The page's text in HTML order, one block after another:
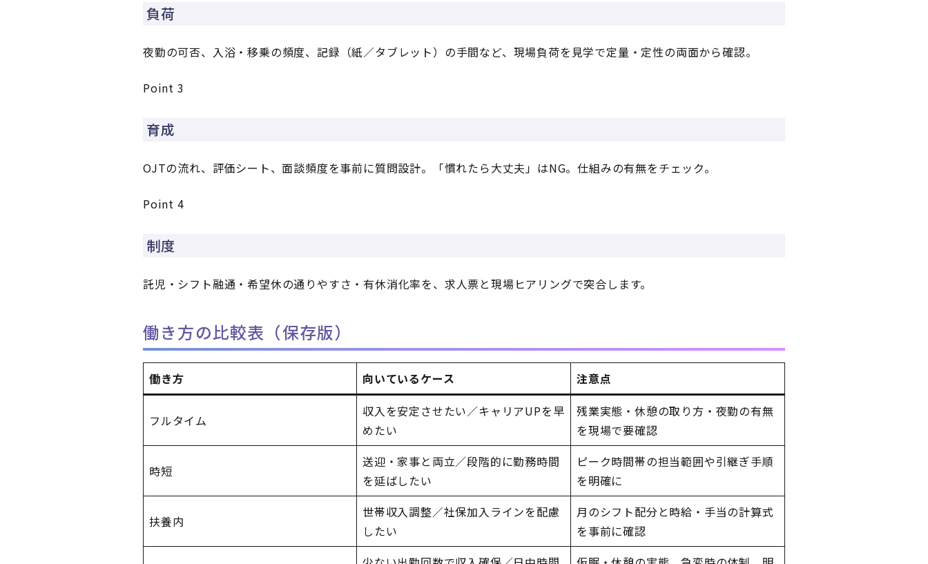
負荷
夜勤の可否、入浴・移乗の頻度、記録（紙／タブレット）の手間など、現場負荷を見学で定量・定性の両面から確認。
Point 3
育成
OJTの流れ、評価シート、面談頻度を事前に質問設計。「慣れたら大丈夫」はNG。仕組みの有無をチェック。
Point 4
制度
託児・シフト融通・希望休の通りやすさ・有休消化率を、求人票と現場ヒアリングで突合します。
働き方の比較表（保存版）
働き方 向いているケース 注意点
フルタイム
収入を安定させたい／キャリアUPを早
めたい
残業実態・休憩の取り方・夜勤の有無
を現場で要確認
時短
送迎・家事と両立／段階的に勤務時間
を延ばしたい
ピーク時間帯の担当範囲や引継ぎ手順
を明確に
扶養内
世帯収入調整／社保加入ラインを配慮
したい
月のシフト配分と時給・手当の計算式
を事前に確認